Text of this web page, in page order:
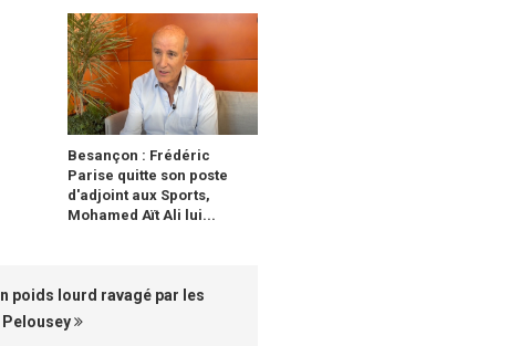
Besançon : Frédéric
Parise quitte son poste
d'adjoint aux Sports,
Mohamed Aït Ali lui...
poids lourd ravagé par les
Pelousey